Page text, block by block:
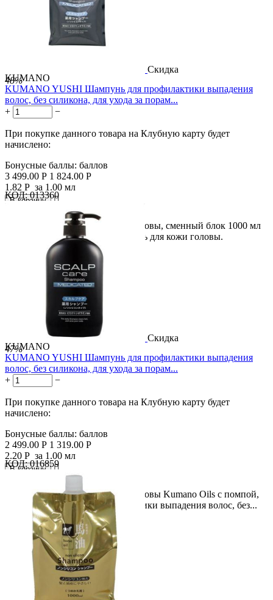
Скидка
48%
KUMANO
KUMANO YUSHI Шампунь для профилактики выпадения
волос, без силикона, для ухода за порам...
+
−
При покупке данного товара на Клубную карту будет
начислено:
Бонусные баллы: баллов
3 499.00 Р 1 824.00 Р
1.82 Р за 1.00 мл
В корзину

Лечебный шампунь для кожи головы, сменный блок 1000 мл
Большой объем 1000 мл Шампунь для кожи головы.
Содержит...
КОД: 013360
Скидка
47%
KUMANO
KUMANO YUSHI Шампунь для профилактики выпадения
волос, без силикона, для ухода за порам...
+
−
При покупке данного товара на Клубную карту будет
начислено:
Бонусные баллы: баллов
2 499.00 Р 1 319.00 Р
2.20 Р за 1.00 мл
В корзину

Лечебный шампунь для кожи головы Kumano Oils с помпой,
600 мл. Шампунь для профилактики выпадения волос, без...
КОД: 016859